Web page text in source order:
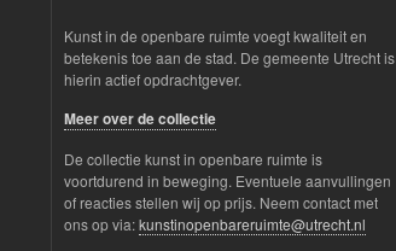
Kunst in de openbare ruimte voegt kwaliteit en
betekenis toe aan de stad. De gemeente Utrecht is
hierin actief opdrachtgever.
Meer over de collectie
De collectie kunst in openbare ruimte is
voortdurend in beweging. Eventuele aanvullingen
of reacties stellen wij op prijs. Neem contact met
ons op via:kunstinopenbareruimte@utrecht.nl